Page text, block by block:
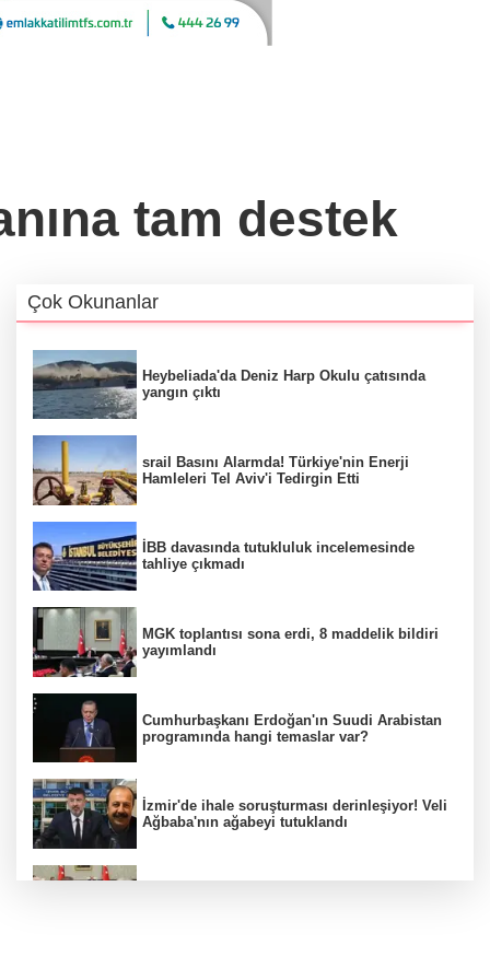
tam destek
Çok Okunanlar
Heybeliada'da Deniz Harp Okulu çatısında
yangın çıktı
srail Basını Alarmda! Türkiye'nin Enerji
Hamleleri Tel Aviv'i Tedirgin Etti
İBB davasında tutukluluk incelemesinde
tahliye çıkmadı
MGK toplantısı sona erdi, 8 maddelik bildiri
yayımlandı
Cumhurbaşkanı Erdoğan'ın Suudi Arabistan
programında hangi temaslar var?
İzmir'de ihale soruşturması derinleşiyor! Veli
Ağbaba'nın ağabeyi tutuklandı